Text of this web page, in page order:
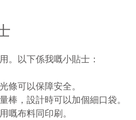
。以下係我嘅小貼士：
條可以保障安全。
棒，設計時可以加個細口袋。
嘅布料同印刷。